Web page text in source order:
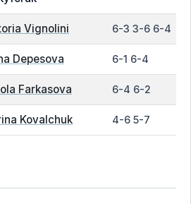
Vignolini 6-3 3-6 6-4
Depesova 6-1 6-4
Farkasova 6-4 6-2
Kovalchuk 4-6 5-7